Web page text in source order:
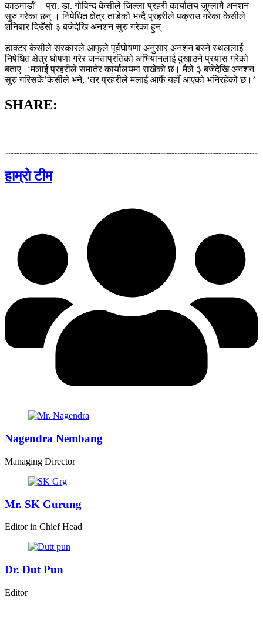
काठमाडौँ । प्रा‍. डा. गोविन्द केसीले जिल्ला प्रहरी कार्यालय जुम्लामै अनशन
सुरु गरेका छन् । निषेधित क्षेत्र ताडेको भन्दै प्रहरीले पक्राउ गरेका केसीले
शनिबार दिउँसो ३ बजेदेखि अनशन सुरु गरेका हुन् ।
डाक्टर केसीले सरकारले आफूले पूर्वघोषणा अनुसार अनशन बस्ने स्थललाई
निषेधित क्षेत्र घोषणा गरेर जनताप्रतिको अभियानलाई दुखाउने प्रयास गरेको
बताए।‘मलाई प्रहरीले समातेर कार्यालयमा राखेको छ। मैले ३ बजेदेखि अनशन
सुरु गरिसकेँ’केसीले भने, ‘तर प्रहरीले मलाई आफैं यहाँ आएको भनिरहेको छ।’
SHARE:
हाम्रो टीम
Nagendra Nembang
Managing Director
Mr. SK Gurung
Editor in Chief Head
Dr. Dut Pun
Editor